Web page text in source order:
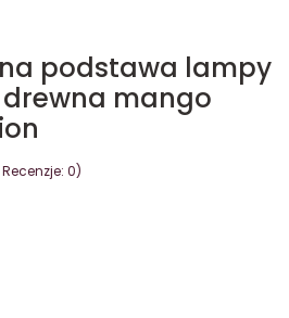
podstawa lampy
drewna mango
0)